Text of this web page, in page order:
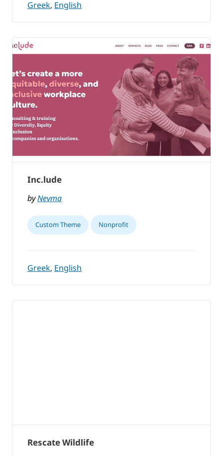
Greek, English
Inc.lude
byNevma
Custom Theme Nonprofit
Greek, English
Rescate Wildlife